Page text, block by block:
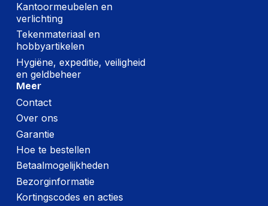
Kantoormeubelen en
verlichting
Tekenmateriaal en
hobbyartikelen
Hygiëne, expeditie, veiligheid
en geldbeheer
Meer
Contact
Over ons
Garantie
Hoe te bestellen
Betaalmogelijkheden
Bezorginformatie
Kortingscodes en acties